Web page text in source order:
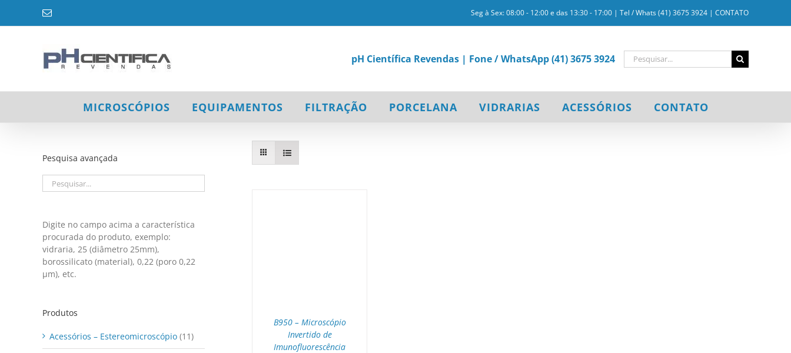
o
E-
Seg à Sex: 08:00 - 12:00 e das 13:30 - 17:00 | Tel / Whats (41) 3675 3924 | CONTATO
pH Científica Revendas | Fone / WhatsApp (41) 3675 3924
Buscar
resultados
MICROSCÓPIOS EQUIPAMENTOS FILTRAÇÃO PORCELANA VIDRARIAS ACESSÓRIOS CONTATO
B950 – Microscópio
Invertido de
Imunofluorescência
Pesquisa avançada
Digite no campo acima a característica
procurada do produto, exemplo:
vidraria, 25 (diâmetro 25mm),
borossilicato (material), 0,22 (poro 0,22
μm), etc.
Produtos
Acessórios – Estereomicroscópio (11)